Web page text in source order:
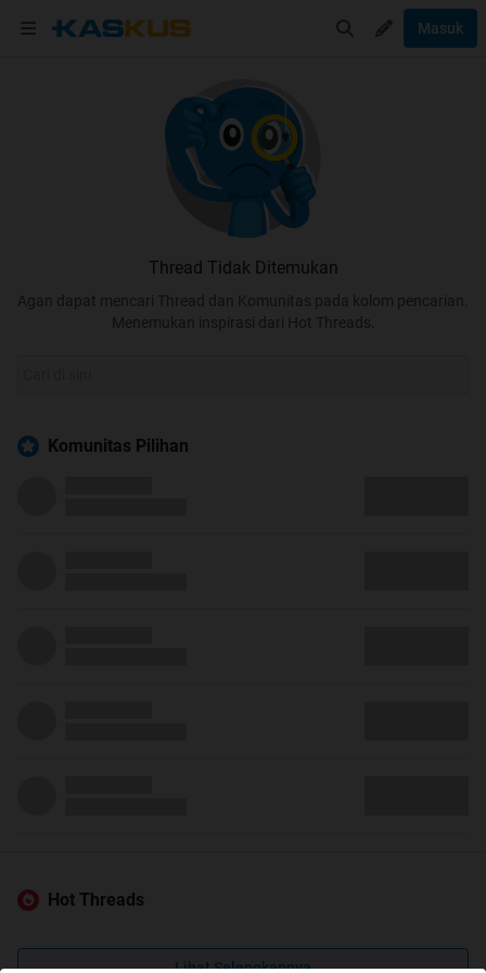
Masuk
Thread Tidak Ditemukan
Agan dapat mencari Thread dan Komunitas pada kolom pencarian.
Menemukan inspirasi dari Hot Threads.
Komunitas Pilihan
Hot Threads
Lihat Selengkapnya